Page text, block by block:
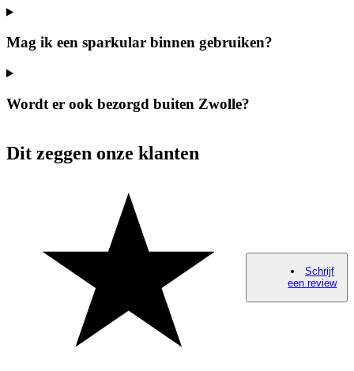
Mag ik een sparkular binnen gebruiken?
Wordt er ook bezorgd buiten Zwolle?
Dit zeggen onze klanten
Schrijf
een review